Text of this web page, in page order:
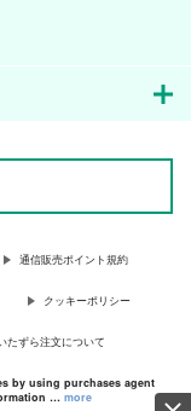
通信販売ポイント規約
クッキーポリシー
たずら注文について
by using purchases agent
… more